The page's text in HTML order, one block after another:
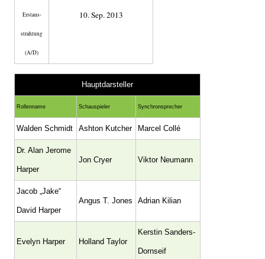
Erstaus­
strahlung
(A/D)
10. Sep. 2013
Hauptdarsteller
Rollenname Schauspieler Synchronsprecher
Walden Schmidt Ashton Kutcher Marcel Collé
Dr. Alan Jerome
Harper
Jon Cryer Viktor Neumann
Jacob „Jake“
David Harper
Angus T. Jones Adrian Kilian
Evelyn Harper Holland Taylor
Kerstin Sanders-
Dornseif